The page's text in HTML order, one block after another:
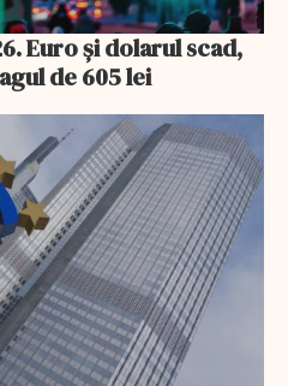
Euro și dolarul scad,
de 605 lei